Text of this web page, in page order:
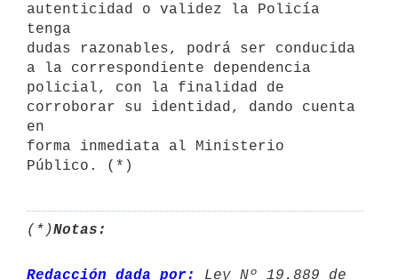
autenticidad o validez la Policía
tenga
dudas razonables, podrá ser conducida
a la correspondiente dependencia
policial, con la finalidad de
corroborar su identidad, dando cuenta
en
forma inmediata al Ministerio
Público. (*)
(*)Notas:
Redacción dada por: Ley Nº 19.889 de